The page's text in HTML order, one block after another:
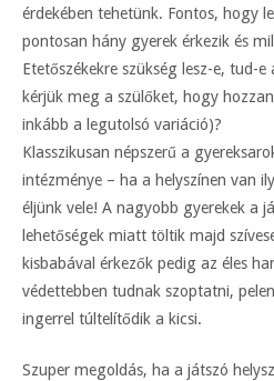
érdekében tehetünk. Fontos, hogy
pontosan hány gyerek érkezik és
Etetőszékekre szükség lesz-e, tud-
kérjük meg a szülőket, hogy
inkább a legutolsó variáció)?
Klasszikusan népszerű a
intézménye – ha a helyszínen van
éljünk vele! A nagyobb gyerekek a
lehetőségek miatt töltik majd
kisbabával érkezők pedig az éles
védettebben tudnak szoptatni,
ingerrel túltelítődik a kicsi.
Szuper megoldás, ha a játszó